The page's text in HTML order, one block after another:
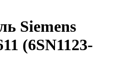
Siemens
(6SN1123-